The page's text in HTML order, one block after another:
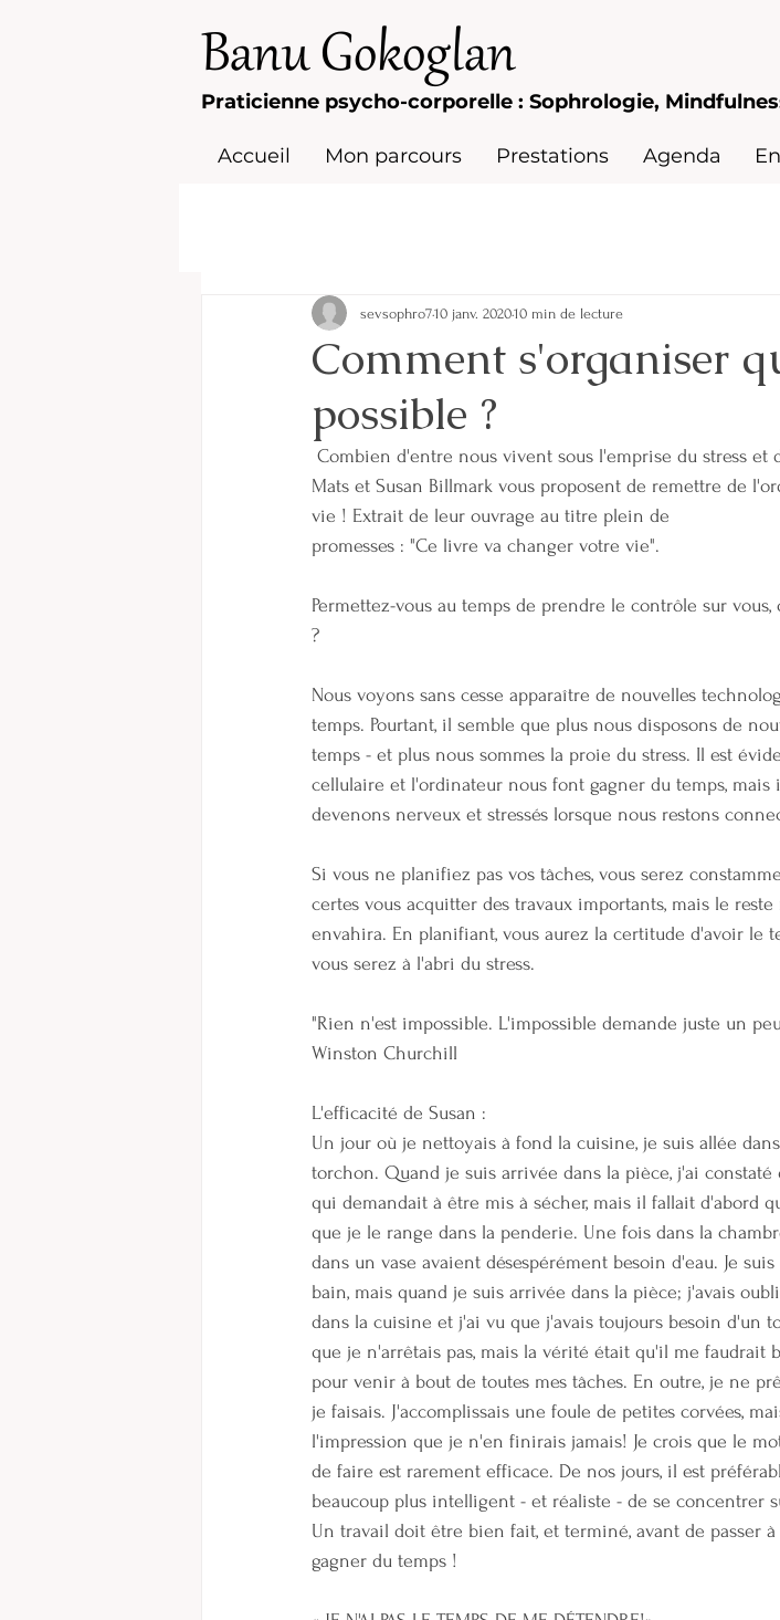
Banu Gokoglan
Praticienne psycho-corporelle : Sophrologie,
Accueil Mon parcours Prestations Agenda
Comment s'organiser
possible ?
sevsophro710 janv. 202010 min de lecture
Mats et Susan Billmark vous proposent de remettre de
vie ! Extrait de leur ouvrage au titre plein de
promesses : "Ce livre va changer votre vie".
Permettez-vous au temps de prendre le contrôle sur
?
Nous voyons sans cesse apparaître de nouvelles
temps. Pourtant, il semble que plus nous disposons de
temps - et plus nous sommes la proie du stress. Il est
cellulaire et l'ordinateur nous font gagner du temps,
devenons nerveux et stressés lorsque nous restons
Si vous ne planifiez pas vos tâches, vous serez
certes vous acquitter des travaux importants, mais le
envahira. En planifiant, vous aurez la certitude d'avoir le
vous serez à l'abri du stress.
"Rien n'est impossible. L'impossible demande juste un
Winston Churchill
L'efficacité de Susan :
Un jour où je nettoyais à fond la cuisine, je suis allée
torchon. Quand je suis arrivée dans la pièce, j'ai
qui demandait à être mis à sécher, mais il fallait d'abord
que je le range dans la penderie. Une fois dans la
dans un vase avaient désespérément besoin d'eau. Je
bain, mais quand je suis arrivée dans la pièce; j'avais
dans la cuisine et j'ai vu que j'avais toujours besoin d'un
que je n'arrêtais pas, mais la vérité était qu'il me faudrait
pour venir à bout de toutes mes tâches. En outre, je ne
je faisais. J'accomplissais une foule de petites corvées,
l'impression que je n'en finirais jamais! Je crois que le
de faire est rarement efficace. De nos jours, il est
beaucoup plus intelligent - et réaliste - de se concentrer
Un travail doit être bien fait, et terminé, avant de passer
gagner du temps !